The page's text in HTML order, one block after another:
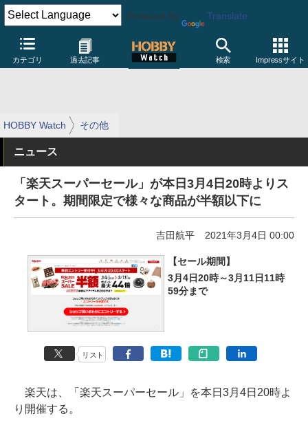
Powered by Translate
カテゴリ 過去記事 検索 Impressサイト
HOBBY Watch その他
ニュース
「楽天スーパーセール」が本日3月4日20時よりス
タート。期間限定で様々な商品が半額以下に
吉田航平 2021年3月4日 00:00
【セール期間】
3月4日20時～3月11日11時
59分まで
リスト
楽天は、「楽天スーパーセール」を本日3月4日20時よ
り開催する。